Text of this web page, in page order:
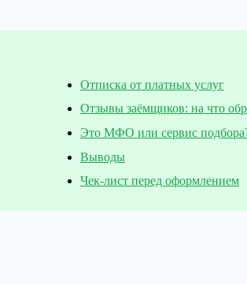
Отписка от платных услуг
Отзывы заёмщиков: на что
Это МФО или сервис
Выводы
Чек-лист перед оформлением